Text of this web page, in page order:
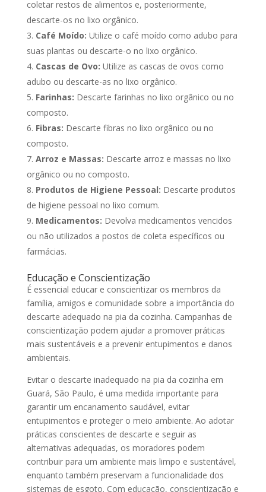
coletar restos de alimentos e, posteriormente,
descarte-os no lixo orgânico.
Café Moído: Utilize o café moído como adubo para
suas plantas ou descarte-o no lixo orgânico.
Cascas de Ovo: Utilize as cascas de ovos como
adubo ou descarte-as no lixo orgânico.
Farinhas: Descarte farinhas no lixo orgânico ou no
composto.
Fibras: Descarte fibras no lixo orgânico ou no
composto.
Arroz e Massas: Descarte arroz e massas no lixo
orgânico ou no composto.
Produtos de Higiene Pessoal: Descarte produtos
de higiene pessoal no lixo comum.
Medicamentos: Devolva medicamentos vencidos
ou não utilizados a postos de coleta específicos ou
farmácias.
Educação e Conscientização
É essencial educar e conscientizar os membros da
família, amigos e comunidade sobre a importância do
descarte adequado na pia da cozinha. Campanhas de
conscientização podem ajudar a promover práticas
mais sustentáveis e a prevenir entupimentos e danos
ambientais.
Evitar o descarte inadequado na pia da cozinha em
Guará, São Paulo, é uma medida importante para
garantir um encanamento saudável, evitar
entupimentos e proteger o meio ambiente. Ao adotar
práticas conscientes de descarte e seguir as
alternativas adequadas, os moradores podem
contribuir para um ambiente mais limpo e sustentável,
enquanto também preservam a funcionalidade dos
sistemas de esgoto. Com educação, conscientização e